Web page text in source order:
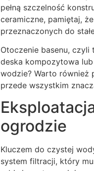
pełną szczelność
ceramiczne, pamiętaj,
przeznaczonych do
Otoczenie basenu,
deska kompozytowa
wodzie? Warto również
przede wszystkim
ogrodzie
Kluczem do czystej
system filtracji, który